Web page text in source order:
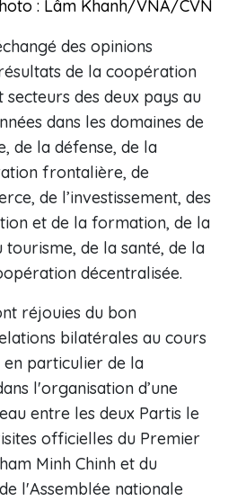
: Lâm Khanh/VNA/CVN
des opinions
de la coopération
des deux pays au
dans les domaines de
de la défense, de la
frontalière, de
de l’investissement, des
et de la formation, de la
de la santé, de la
décentralisée.
réjouies du bon
bilatérales au cours
en particulier de la
l'organisation d’une
entre les deux Partis le
officielles du Premier
Minh Chinh et du
l'Assemblée nationale